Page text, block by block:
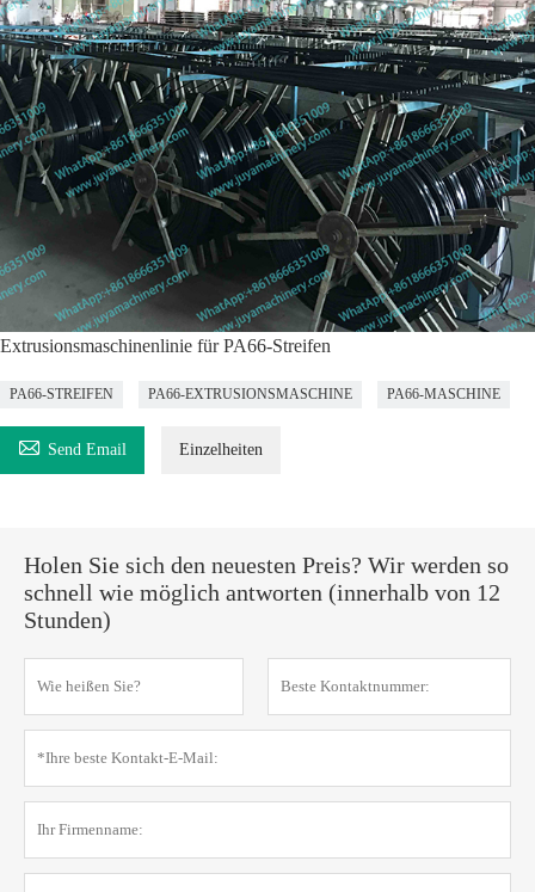
Extrusionsmaschinenlinie für PA66-Streifen
PA66-STREIFEN PA66-EXTRUSIONSMASCHINE PA66-MASCHINE
 Send Email Einzelheiten
Holen Sie sich den neuesten Preis? Wir werden so
schnell wie möglich antworten (innerhalb von 12
Stunden)